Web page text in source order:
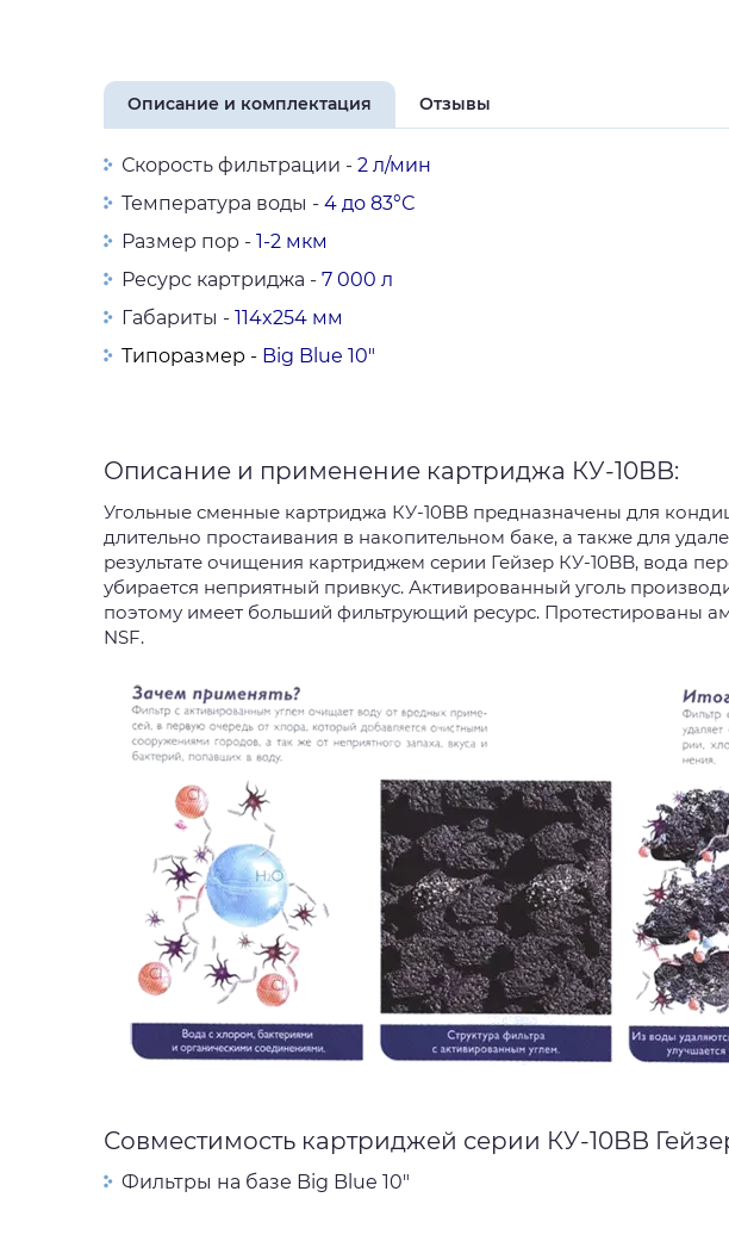
Описание и комплектация Отзывы
Скорость фильтрации - 2 л/мин
Температура воды - 4 до 83°С
Размер пор - 1-2 мкм
Ресурс картриджа - 7 000 л
Габариты - 114x254 мм
Типоразмер - Big Blue 10"
Описание и применение картриджа КУ-10BB:
Угольные сменные картриджа КУ-10BB предназначены для
длительно простаивания в накопительном баке, а также для
результате очищения картриджем серии Гейзер КУ-10BB, вода
убирается неприятный привкус. Активированный уголь
поэтому имеет больший фильтрующий ресурс. Протестированы
NSF.
Совместимость картриджей серии КУ-10BB
Фильтры на базе Big Blue 10"